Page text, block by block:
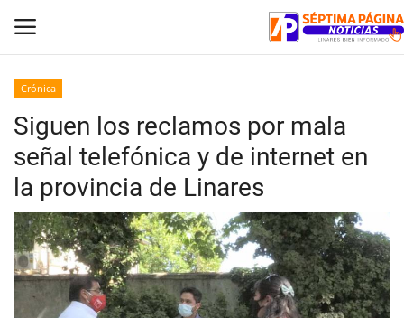
Inicio
Crónica
Policial
Tribunales
Deporte
Crónica
Siguen los reclamos por mala
señal telefónica y de internet en
la provincia de Linares